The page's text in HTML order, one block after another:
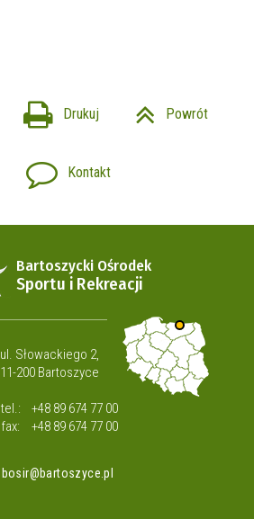
Drukuj Powrót
Kontakt
Bartoszycki Ośrodek
Sportu i Rekreacji
ul. Słowackiego 2,
11-200 Bartoszyce
tel.:
+48 89 674 77 00
fax:
+48 89 674 77 00
bosir@bartoszyce.pl